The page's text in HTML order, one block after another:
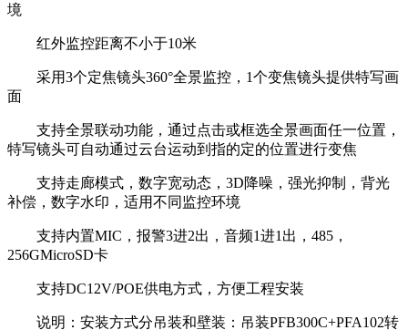
境
红外监控距离不小于10米
采用3个定焦镜头360°全景监控，1个变焦镜头提供特写画
面
支持全景联动功能，通过点击或框选全景画面任一位置，
特写镜头可自动通过云台运动到指的定的位置进行变焦
支持走廊模式，数字宽动态，3D降噪，强光抑制，背光
补偿，数字水印，适用不同监控环境
支持内置MIC，报警3进2出，音频1进1出，485，
256GMicroSD卡
支持DC12V/POE供电方式，方便工程安装
说明：安装方式分吊装和壁装：吊装PFB300C+PFA102转